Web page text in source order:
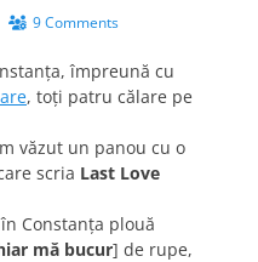
9 Comments
împreună cu
, toţi patru călare pe
văzut un panou cu o
scria Last Love
Constanţa plouă
mă bucur] de rupe,